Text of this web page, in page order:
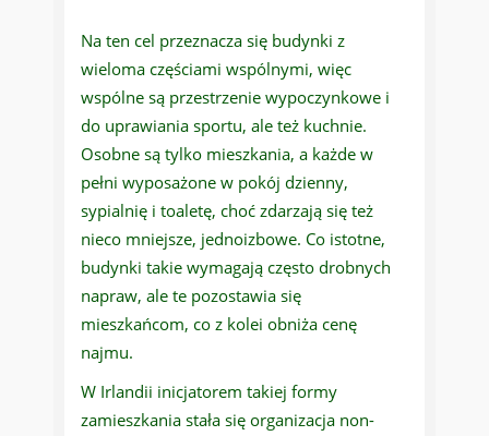
Na ten cel przeznacza się budynki z
wieloma częściami wspólnymi, więc
wspólne są przestrzenie wypoczynkowe i
do uprawiania sportu, ale też kuchnie.
Osobne są tylko mieszkania, a każde w
pełni wyposażone w pokój dzienny,
sypialnię i toaletę, choć zdarzają się też
nieco mniejsze, jednoizbowe. Co istotne,
budynki takie wymagają często drobnych
napraw, ale te pozostawia się
mieszkańcom, co z kolei obniża cenę
najmu.
W Irlandii inicjatorem takiej formy
zamieszkania stała się organizacja non-